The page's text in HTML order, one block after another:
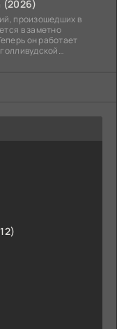
(2026)
произошедших в
в заметно
он работает